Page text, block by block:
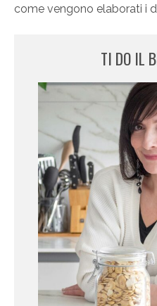
come vengono elaborati i
TI DO IL